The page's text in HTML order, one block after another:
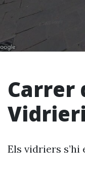
Carrer
Els vidriers s’hi